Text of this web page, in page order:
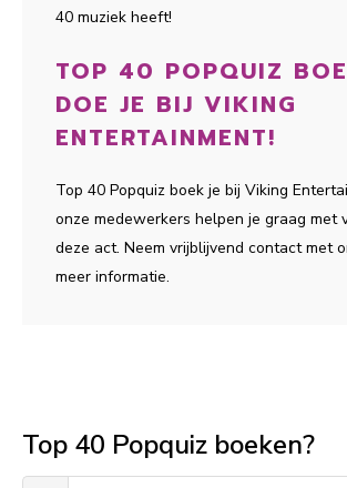
40 muziek heeft!
TOP 40 POPQUIZ
DOE JE BIJ VIKING
ENTERTAINMENT!
Top 40 Popquiz boek je bij Viking
onze medewerkers helpen je graag met
deze act. Neem vrijblijvend contact met
meer informatie.
Top 40 Popquiz boeken?